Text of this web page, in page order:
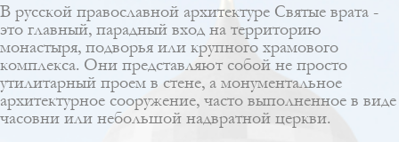
В русской православной архитектуре Святые врата -
это главный, парадный вход на территорию
монастыря, подворья или крупного храмового
комплекса. Они представляют собой не просто
утилитарный проем в стене, а монументальное
архитектурное сооружение, часто выполненное в виде
часовни или небольшой надвратной церкви.